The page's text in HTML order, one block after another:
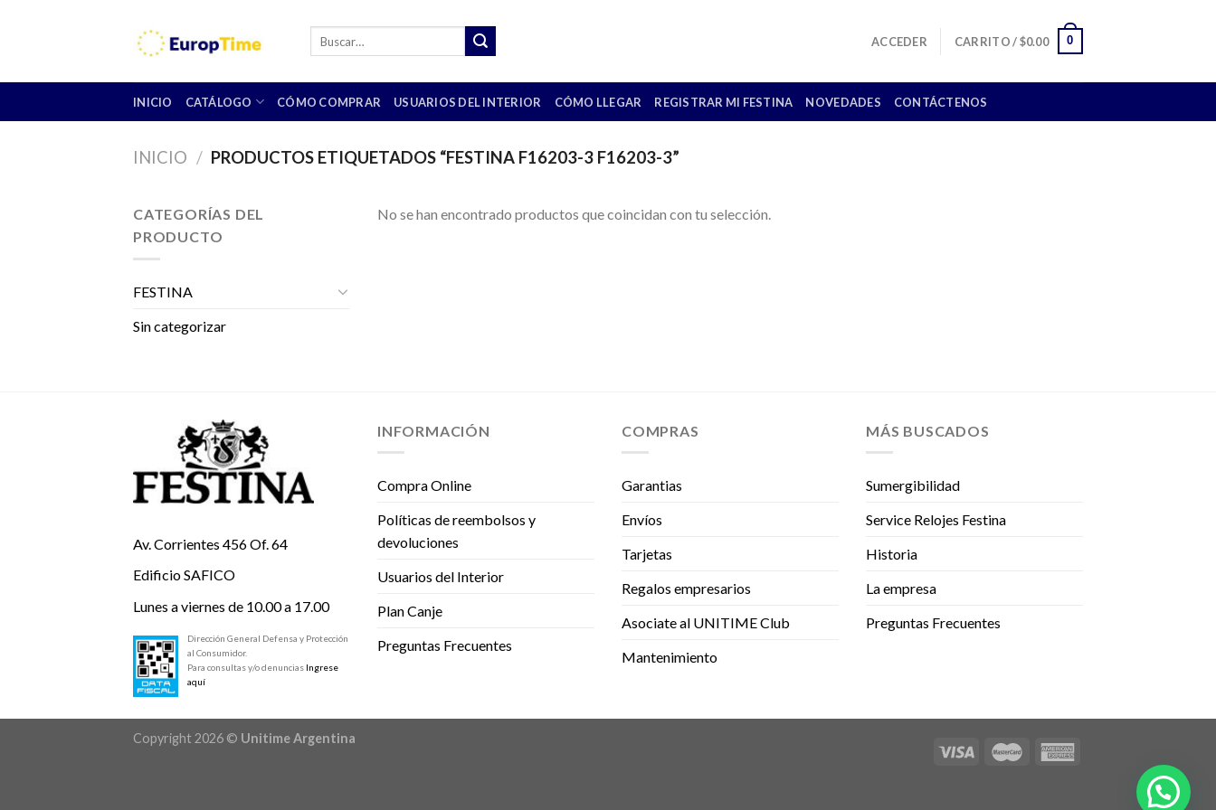
ACCEDER CARRITO /$0.00 0
INICIO CATÁLOGO CÓMO COMPRAR USUARIOS DEL INTERIOR CÓMO LLEGAR REGISTRAR MI FESTINA NOVEDADES CONTÁCTENOS
INICIO / PRODUCTOS ETIQUETADOS “FESTINA F16203-3 F16203-3”
CATEGORÍAS DEL
PRODUCTO
FESTINA
Sin categorizar
No se han encontrado productos que coincidan con tu selección.
Av. Corrientes 456 Of. 64
Edificio SAFICO
Lunes a viernes de 10.00 a 17.00
Dirección General Defensa y Protección
al Consumidor.
Para consultas y/o denuncias Ingrese
aquí
INFORMACIÓN
Compra Online
Políticas de reembolsos y
devoluciones
Usuarios del Interior
Plan Canje
Preguntas Frecuentes
COMPRAS
Garantias
Envíos
Tarjetas
Regalos empresarios
Asociate al UNITIME Club
Mantenimiento
MÁS BUSCADOS
Sumergibilidad
Service Relojes Festina
Historia
La empresa
Preguntas Frecuentes
Copyright 2026 © Unitime Argentina